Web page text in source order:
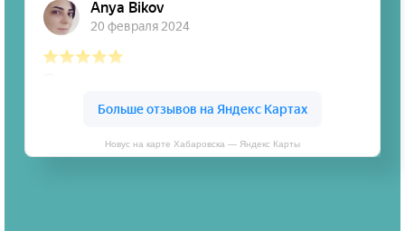
Новус на карте Хабаровска — Яндекс Карты